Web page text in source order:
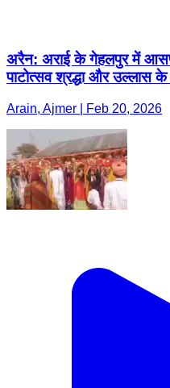
अरैन: अराई के गेहलपुर में आसण
पाटोत्सव श्रद्धा और उल्लास
Arain, Ajmer | Feb 20, 2026